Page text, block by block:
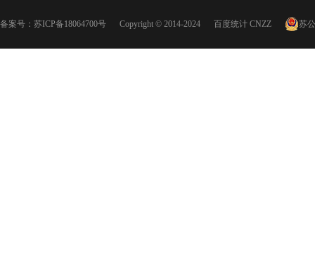
备案号： 苏ICP备18064700号 Copyright © 2014-2024 百度统计 CNZZ 苏